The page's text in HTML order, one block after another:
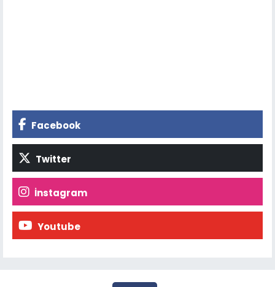
Facebook
Twitter
İnstagram
Youtube